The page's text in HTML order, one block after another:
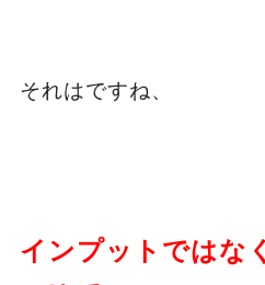
それはですね、
インプットではな